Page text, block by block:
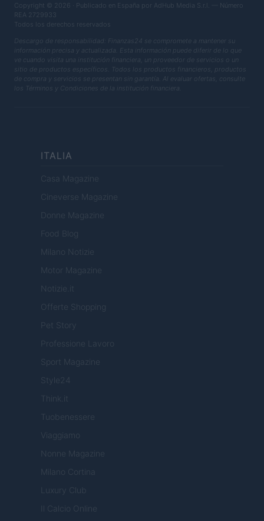
Copyright © 2026 · Publicado en España por AdHub Media S.r.l. — Número
REA 2729933
Todos los derechos reservados
Descargo de responsabilidad: Finanzas24 se compromete a mantener su
información precisa y actualizada. Esta información puede diferir de lo que
ve cuando visita una institución financiera, un proveedor de servicios o un
sitio de productos específicos. Todos los productos financieros, productos
de compra y servicios se presentan sin garantía. Al evaluar ofertas, consulte
los Términos y Condiciones de la institución financiera.
ITALIA
Casa Magazine
Cineverse Magazine
Donne Magazine
Food Blog
Milano Notizie
Motor Magazine
Notizie.it
Offerte Shopping
Pet Story
Professione Lavoro
Sport Magazine
Style24
Think.it
Tuobenessere
Viaggiamo
Nonne Magazine
Milano Cortina
Luxury Club
Il Calcio Online